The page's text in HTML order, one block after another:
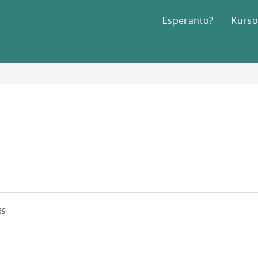
Esperanto? Kurso